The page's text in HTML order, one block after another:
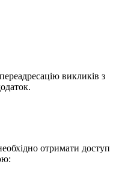
викликів з
отримати доступ